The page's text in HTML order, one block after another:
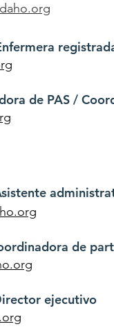
de PAS /
de
ejecutivo